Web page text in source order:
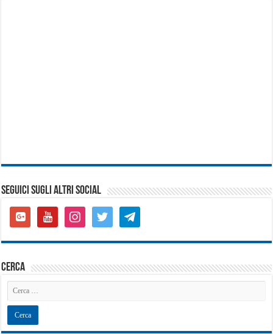
SEGUICI SUGLI ALTRI SOCIAL
google-
plus-
youtubeinstagramtwitter telegram
cerca